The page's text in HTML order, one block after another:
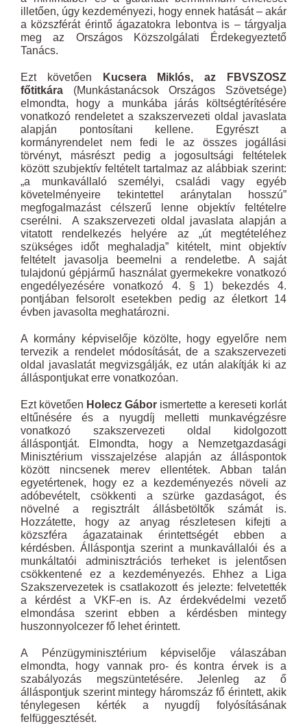
illetően, úgy kezdeményezi, hogy ennek hatását – akár
a közszférát érintő ágazatokra lebontva is – tárgyalja
meg az Országos Közszolgálati Érdekegyeztető
Tanács.
Ezt követően
Kucsera Miklós, az FBVSZOSZ
főtitkára (Munkástanácsok Országos Szövetsége)
elmondta, hogy a munkába járás költségtérítésére
vonatkozó rendeletet a szakszervezeti oldal javaslata
alapján pontosítani kellene. Egyrészt a
kormányrendelet nem fedi le az összes jogállási
törvényt, másrészt pedig a jogosultsági feltételek
között szubjektív feltételt tartalmaz az alábbiak szerint:
„a munkavállaló személyi, családi vagy egyéb
követelményeire tekintettel aránytalan hosszú”
megfogalmazást célszerű lenne objektív feltételre
cserélni. A szakszervezeti oldal javaslata alapján a
vitatott rendelkezés helyére az „út megtételéhez
szükséges időt meghaladja” kitételt, mint objektív
feltételt javasolja beemelni a rendeletbe. A saját
tulajdonú gépjármű használat gyermekekre vonatkozó
engedélyezésére vonatkozó 4. § 1) bekezdés 4.
pontjában felsorolt esetekben pedig az életkort 14
évben javasolta meghatározni.
A kormány képviselője közölte, hogy egyelőre nem
tervezik a rendelet módosítását, de a szakszervezeti
oldal javaslatát megvizsgálják, ez után alakítják ki az
álláspontjukat erre vonatkozóan.
Ezt követően Holecz Gábor ismertette a kereseti korlát
eltűnésére és a nyugdíj melletti munkavégzésre
vonatkozó szakszervezeti oldal kidolgozott
álláspontját. Elmondta, hogy a Nemzetgazdasági
Minisztérium visszajelzése alapján az álláspontok
között nincsenek merev ellentétek. Abban talán
egyetértenek, hogy ez a kezdeményezés növeli az
adóbevételt, csökkenti a szürke gazdaságot, és
növelné a regisztrált állásbetöltők számát is.
Hozzátette, hogy az anyag részletesen kifejti a
közszféra ágazatainak érintettségét ebben a
kérdésben. Álláspontja szerint a munkavállalói és a
munkáltatói adminisztrációs terheket is jelentősen
csökkentené ez a kezdeményezés. Ehhez a Liga
Szakszervezetek is csatlakozott és jelezte: felvetették
a kérdést a VKF-en is. Az érdekvédelmi vezető
elmondása szerint ebben a kérdésben mintegy
huszonnyolcezer fő lehet érintett.
A Pénzügyminisztérium képviselője válaszában
elmondta, hogy vannak pro- és kontra érvek is a
szabályozás megszüntetésére. Jelenleg az ő
álláspontjuk szerint mintegy háromszáz fő érintett, akik
ténylegesen kérték a nyugdíj folyósításának
felfüggesztését.